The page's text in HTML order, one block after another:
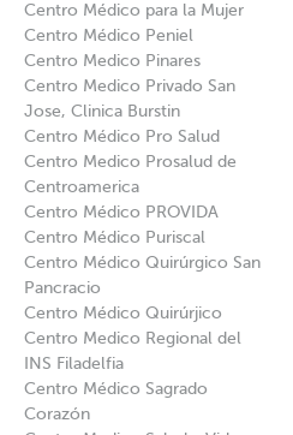
Centro Médico para la Mujer
Centro Médico Peniel
Centro Medico Pinares
Centro Medico Privado San
Jose, Clinica Burstin
Centro Médico Pro Salud
Centro Medico Prosalud de
Centroamerica
Centro Médico PROVIDA
Centro Médico Puriscal
Centro Médico Quirúrgico San
Pancracio
Centro Médico Quirúrjico
Centro Medico Regional del
INS Filadelfia
Centro Médico Sagrado
Corazón